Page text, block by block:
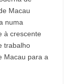
Macau
numa
à crescente
trabalho
Macau para a